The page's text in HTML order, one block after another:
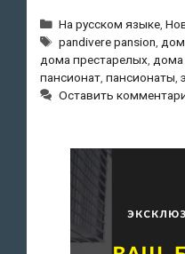
сроком
после
смерти
Рубрики
На русском языке ,
Метки
pandivere pansion дом
дома престарелых дома
пансионат пансионаты
Оставить